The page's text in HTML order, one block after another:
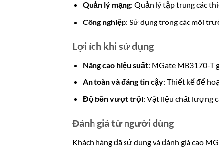
Quản lý mạng: Quản lý tập trung các
Công nghiệp: Sử dụng trong các môi
Lợi ích khi sử dụng
Nâng cao hiệu suất: MGate MB3170-T
An toàn và đáng tin cậy: Thiết kế để
Độ bền vượt trội: Vật liệu chất lượng
Đánh giá từ người dùng
Khách hàng đã sử dụng và đánh giá cao